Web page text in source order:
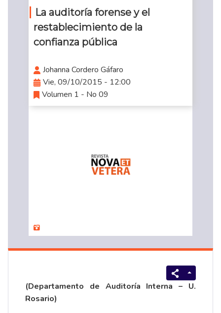
La auditoría forense y el
restablecimiento de la
confianza pública
Johanna Cordero Gáfaro
Vie, 09/10/2015 - 12:00
Volumen 1 - No 09
(Departamento de Auditoría Interna – U.
Rosario)